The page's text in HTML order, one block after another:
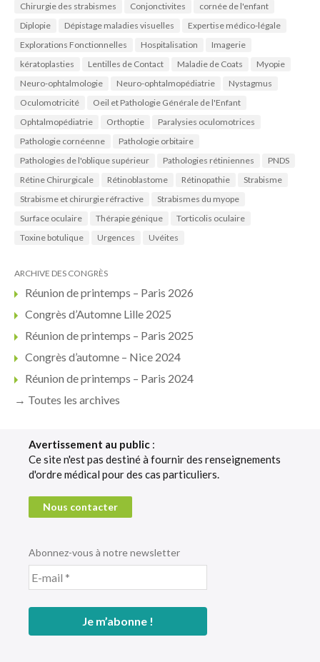
Chirurgie des strabismes
Conjonctivites
cornée de l'enfant
Diplopie
Dépistage maladies visuelles
Expertise médico-légale
Explorations Fonctionnelles
Hospitalisation
Imagerie
kératoplasties
Lentilles de Contact Maladie de Coats
Myopie
Neuro-ophtalmologie
Neuro-ophtalmopédiatrie
Nystagmus
Oculomotricité
Oeil et Pathologie Générale de l'Enfant
Ophtalmopédiatrie
Orthoptie
Paralysies oculomotrices
Pathologie cornéenne
Pathologie orbitaire
Pathologies de l'oblique supérieur
Pathologies rétiniennes
PNDS
Rétine Chirurgicale
Rétinoblastome Rétinopathie
Strabisme
Strabisme et chirurgie réfractive
Strabismes du myope
Surface oculaire
Thérapie génique
Torticolis oculaire
Toxine botulique
Urgences Uvéites
ARCHIVE DES CONGRÈS
Réunion de printemps – Paris 2026
Congrès d’Automne Lille 2025
Réunion de printemps – Paris 2025
Congrès d’automne – Nice 2024
Réunion de printemps – Paris 2024
→ Toutes les archives
Avertissement au public :
Ce site n'est pas destiné à fournir des renseignements
d'ordre médical pour des cas particuliers.
Nous contacter
Abonnez-vous à notre newsletter